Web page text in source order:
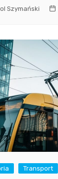
Szymański
Transport